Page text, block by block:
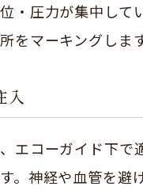
・圧力が集中して
をマーキングします
入
エコーガイド下で
。神経や血管を避